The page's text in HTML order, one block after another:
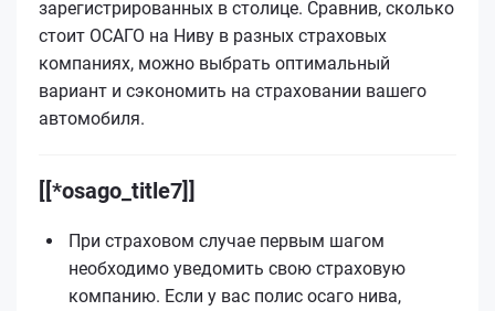
зарегистрированных в столице. Сравнив, сколько
стоит ОСАГО на Ниву в разных страховых
компаниях, можно выбрать оптимальный
вариант и сэкономить на страховании вашего
автомобиля.
[[*osago_title7]]
При страховом случае первым шагом
необходимо уведомить свою страховую
компанию. Если у вас полис осаго нива,